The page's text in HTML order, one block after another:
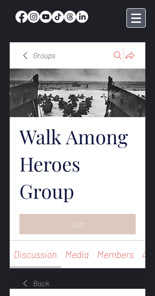
Groups
Walk Among
Heroes
Group
Join
Discussion Media Members
Back